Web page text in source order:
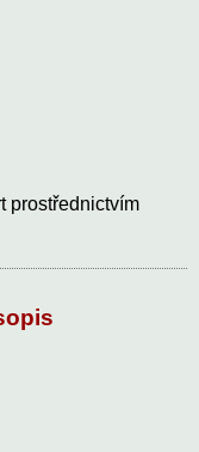
prostřednictvím